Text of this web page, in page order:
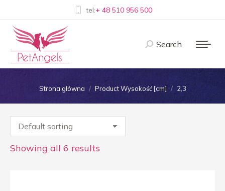
tel:+ 48 510 956 500
Szukaj:
Search
Jesteś tutaj:
Strona główna Product Wysokość [cm] 2,3
Showing all 6 results